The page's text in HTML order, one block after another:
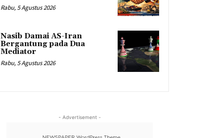
Rabu, 5 Agustus 2026
Nasib Damai AS-Iran
Bergantung pada Dua
Mediator
Rabu, 5 Agustus 2026
- Advertisement -